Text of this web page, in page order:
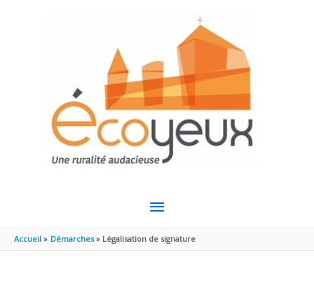
MENU
PRINCIPAL
Accueil Démarches Légalisation de signature